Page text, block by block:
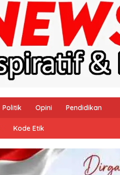
Politik Opini Pendidikan
Kode Etik